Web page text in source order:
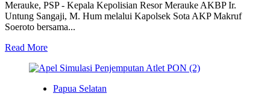
Vaksinasi
Merauke, PSP - Kepala Kepolisian Resor Merauke AKBP Ir.
Untung Sangaji, M. Hum melalui Kapolsek Sota AKP Makruf
Soeroto bersama...
Read MoreRead
about
Petugas
Papua Selatan